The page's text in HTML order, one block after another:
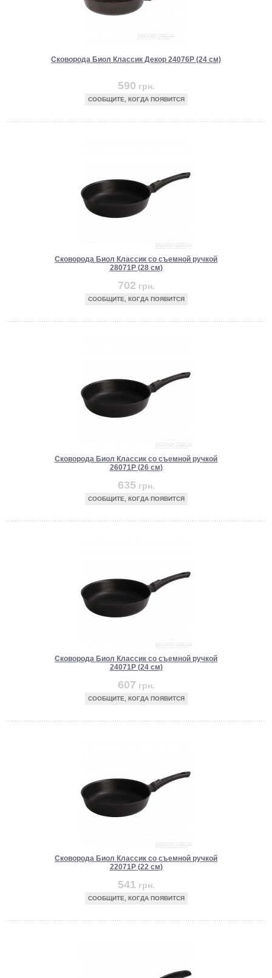
Сковорода Биол Классик Декор 24076P (24 см)
590 грн.
СООБЩИТЕ, КОГДА ПОЯВИТСЯ
Сковорода Биол Классик со съемной ручкой
28071P (28 см)
702 грн.
СООБЩИТЕ, КОГДА ПОЯВИТСЯ
Сковорода Биол Классик со съемной ручкой
26071P (26 см)
635 грн.
СООБЩИТЕ, КОГДА ПОЯВИТСЯ
Сковорода Биол Классик со съемной ручкой
24071P (24 см)
607 грн.
СООБЩИТЕ, КОГДА ПОЯВИТСЯ
Сковорода Биол Классик со съемной ручкой
22071P (22 см)
541 грн.
СООБЩИТЕ, КОГДА ПОЯВИТСЯ